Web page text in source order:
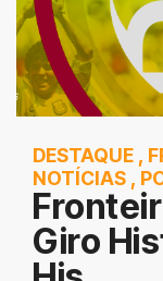
DESTAQUE ,
NOTÍCIAS ,
Giro